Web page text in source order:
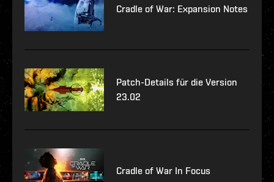
Cradle of War: Expansion Notes
Patch-Details für die Version
23.02
Cradle of War In Focus